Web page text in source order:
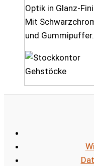
Optik in Glanz-
Mit
und Gummipuffer.